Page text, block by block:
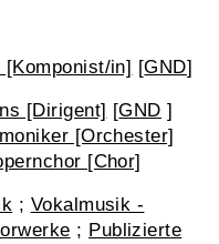
[Komponist/in] [GND]
[Dirigent] [GND ]
[Orchester]
[Chor]
; Vokalmusik -
; Publizierte